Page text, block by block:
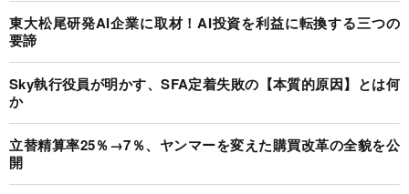
東大松尾研発AI企業に取材！AI投資を利益に転換する三つの
要諦
Sky執行役員が明かす、SFA定着失敗の【本質的原因】とは何
か
立替精算率25％→7％、ヤンマーを変えた購買改革の全貌を公
開